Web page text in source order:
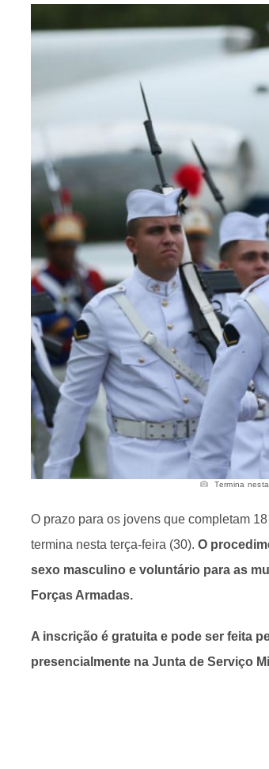
Termina
O prazo para os jovens que completam
termina nesta terça-feira (30). O
sexo masculino e voluntário para as
Forças Armadas.
A inscrição é gratuita e pode ser feita
presencialmente na Junta de Serviço